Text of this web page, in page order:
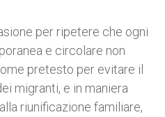
per ripetere che ogni
e circolare non
pretesto per evitare il
migranti, e in maniera
riunificazione familiare,